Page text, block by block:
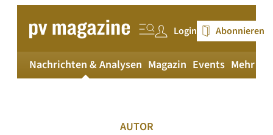
springen
Login Abonnieren
Nachrichten & Analysen Magazin Events Mehr
AUTOR